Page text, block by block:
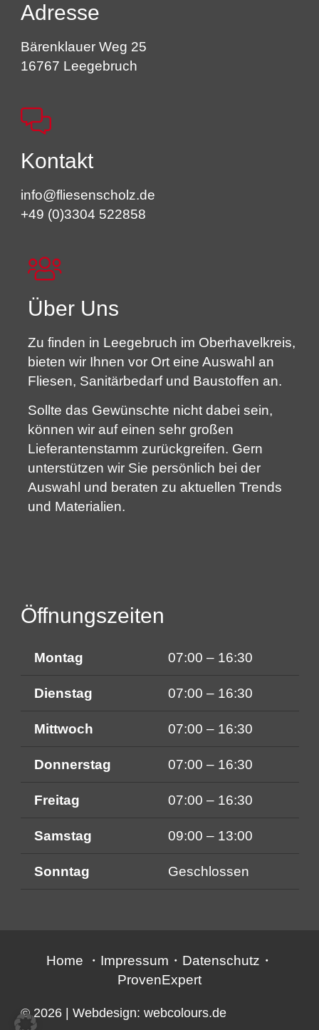
Adresse
Bärenklauer Weg 25
16767 Leegebruch
Kontakt
info@fliesenscholz.de
+49 (0)3304 522858
Über Uns
Zu finden in Leegebruch im Oberhavelkreis,
bieten wir Ihnen vor Ort eine Auswahl an
Fliesen, Sanitärbedarf und Baustoffen an.
Sollte das Gewünschte nicht dabei sein,
können wir auf einen sehr großen
Lieferantenstamm zurückgreifen. Gern
unterstützen wir Sie persönlich bei der
Auswahl und beraten zu aktuellen Trends
und Materialien.
Öffnungszeiten
Montag 07:00 – 16:30
Dienstag 07:00 – 16:30
Mittwoch 07:00 – 16:30
Donnerstag 07:00 – 16:30
Freitag 07:00 – 16:30
Samstag 09:00 – 13:00
Sonntag Geschlossen
Home ・ Impressum ・ Datenschutz ・
ProvenExpert
© 2026 | Webdesign: webcolours.de